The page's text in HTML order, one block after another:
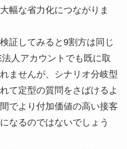
幅な省力化につながりま
証してみると9割方は同じ
人アカウントでも既に取
ませんが、シナリオ分岐型
て定型の質問をさばけるよ
でより付加価値の高い接客
なるのではないでしょう